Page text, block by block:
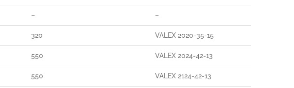
– –
320 VALEX 2020-35-15
550 VALEX 2024-42-13
550 VALEX 2124-42-13